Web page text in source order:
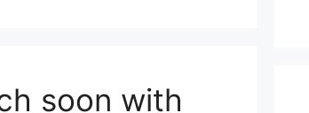
soon with